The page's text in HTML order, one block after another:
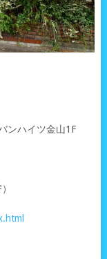
ンハイツ金山1F